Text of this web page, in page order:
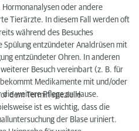
oder andere
Tierärzte. In diesem Fall werden oft
während des Besuches
entzündeter Analdrüsen mit
entzündeter Ohren. In anderen
Besuch vereinbart (z. B. für
Medikamente mit und/oder
weitere Pflege zu Hause.
dem Termin spezielle
ist es wichtig, dass die
der Blase uriniert.